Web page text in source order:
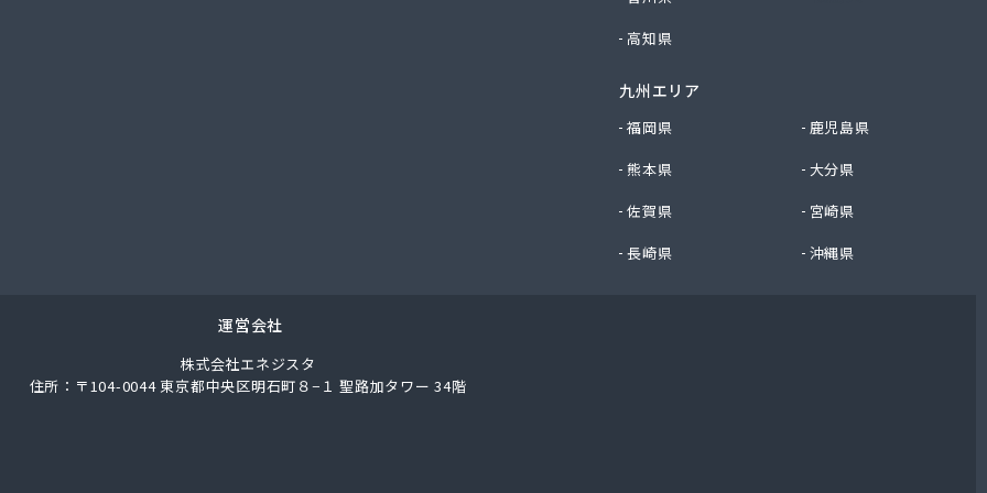
ノヤ
高知県
九州エリア
福岡県
鹿児島県
熊本県
大分県
佐賀県
宮崎県
長崎県
沖縄県
運営会社
株式会社エネジスタ
住所：〒104-0044 東京都中央区明石町８−１ 聖路加タワー 34階